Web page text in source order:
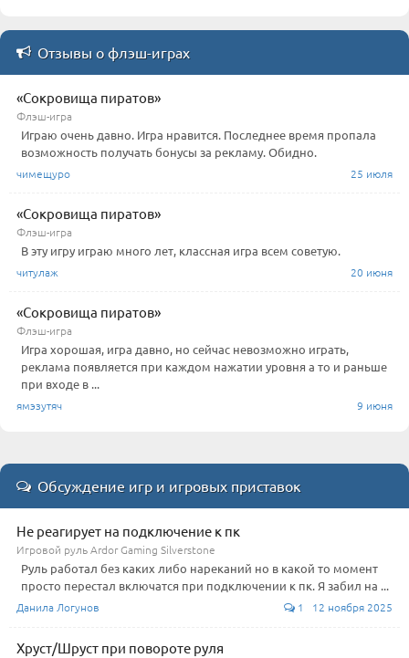
Отзывы о флэш-играх
«Сокровища пиратов»
Флэш-игра
Играю очень давно. Игра нравится. Последнее время пропала
возможность получать бонусы за рекламу. Обидно.
чимещуро 25 июля
«Сокровища пиратов»
Флэш-игра
В эту игру играю много лет, классная игра всем советую.
читулаж 20 июня
«Сокровища пиратов»
Флэш-игра
Игра хорошая, игра давно, но сейчас невозможно играть,
реклама появляется при каждом нажатии уровня а то и раньше
при входе в ...
ямэзутяч 9 июня
Обсуждение игр и игровых приставок
Не реагирует на подключение к пк
Игровой руль Ardor Gaming Silverstone
Руль работал без каких либо нареканий но в какой то момент
просто перестал включатся при подключении к пк. Я забил на ...
Данила Логунов 1 12 ноября 2025
Хруст/Шруст при повороте руля